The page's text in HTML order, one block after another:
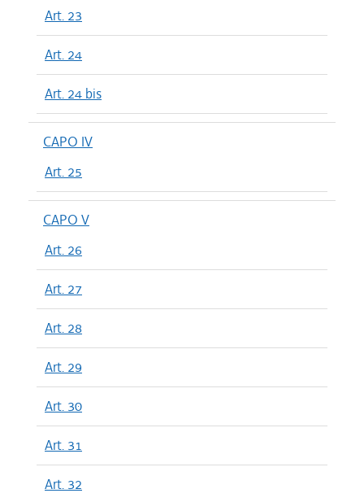
Art. 23
Art. 24
Art. 24 bis
CAPO IV
Art. 25
CAPO V
Art. 26
Art. 27
Art. 28
Art. 29
Art. 30
Art. 31
Art. 32